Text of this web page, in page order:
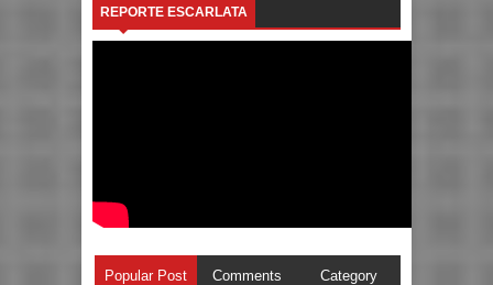
REPORTE ESCARLATA
Popular Post Comments Category